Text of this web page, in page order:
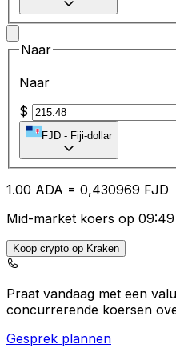
Naar
Naar
$
FJD - Fiji-dollar
1.00 ADA = 0,430969 FJD
Mid-market koers op
Koop crypto op Kraken
Praat vandaag met een
concurrerende koersen
Gesprek plannen